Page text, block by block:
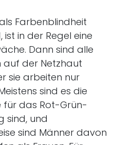
Farbenblindheit
in der Regel eine
Dann sind alle
auf der Netzhaut
sie arbeiten nur
sind es die
für das Rot-Grün-
sind, und
sind Männer davon